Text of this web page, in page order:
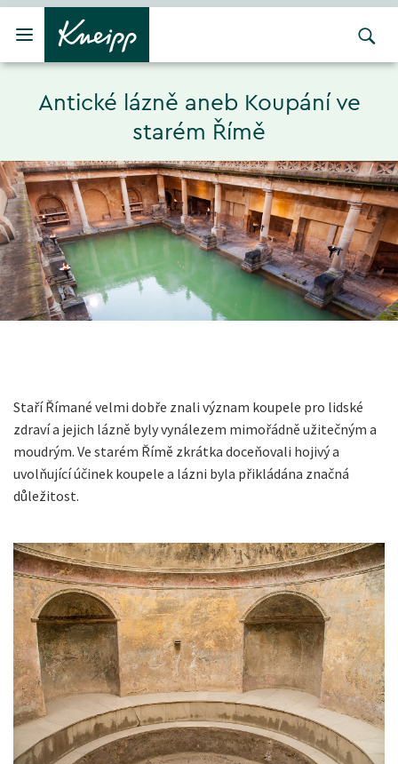
Přejít na hlavní obsah
Přejít na obsah patičky
Antické lázně aneb Koupání ve
starém Římě
Staří Římané velmi dobře znali význam koupele pro lidské
zdraví a jejich lázně byly vynálezem mimořádně užitečným a
moudrým. Ve starém Římě zkrátka doceňovali hojivý a
uvolňující účinek koupele a lázni byla přikládána značná
důležitost.